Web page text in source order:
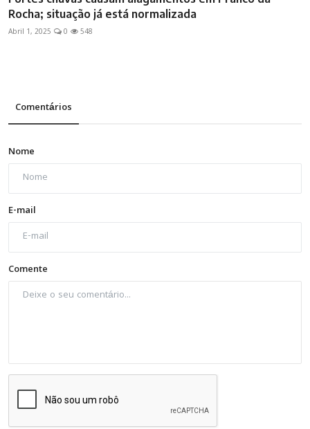
Rocha; situação já está normalizada
Abril 1, 2025 0 548
Comentários
Nome
E-mail
Comente